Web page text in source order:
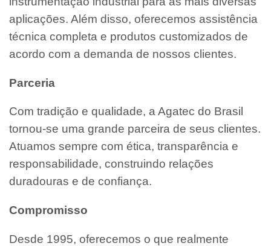
aplicações. Além disso, oferecemos assistência
técnica completa e produtos customizados de
acordo com a demanda de nossos clientes.
Parceria
Com tradição e qualidade, a Agatec do Brasil
tornou-se uma grande parceira de seus clientes.
Atuamos sempre com ética, transparência e
responsabilidade, construindo relações
duradouras e de confiança.
Compromisso
Desde 1995, oferecemos o que realmente